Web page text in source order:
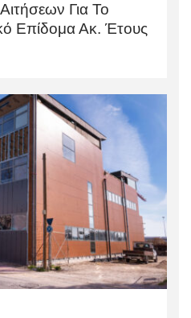
Για Το
Επίδομα Ακ. Έτους